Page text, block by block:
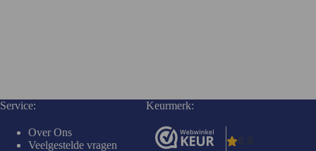
Service:
Over Ons
Veelgestelde vragen
Keurmerk: